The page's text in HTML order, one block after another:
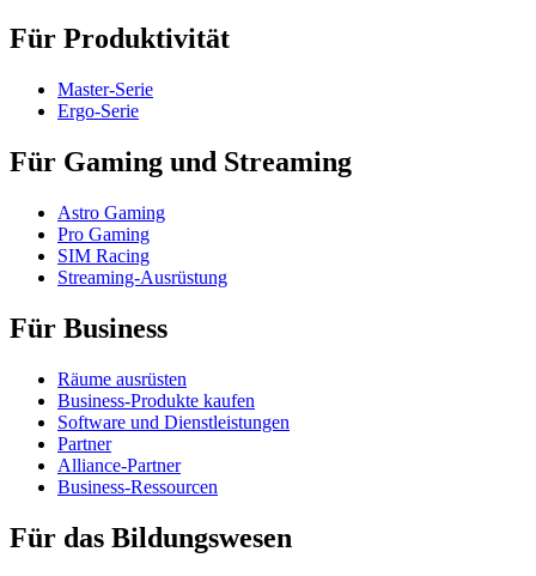
Für Produktivität
Master-Serie
Ergo-Serie
Für Gaming und Streaming
Astro Gaming
Pro Gaming
SIM Racing
Streaming-Ausrüstung
Für Business
Räume ausrüsten
Business-Produkte kaufen
Software und Dienstleistungen
Partner
Alliance-Partner
Business-Ressourcen
Für das Bildungswesen